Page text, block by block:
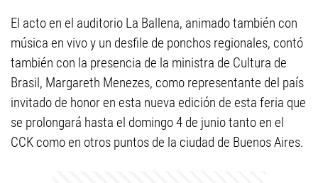
El acto en el auditorio La Ballena, animado también con
música en vivo y un desfile de ponchos regionales, contó
también con la presencia de la ministra de Cultura de
Brasil, Margareth Menezes, como representante del país
invitado de honor en esta nueva edición de esta feria que
se prolongará hasta el domingo 4 de junio tanto en el
CCK como en otros puntos de la ciudad de Buenos Aires.